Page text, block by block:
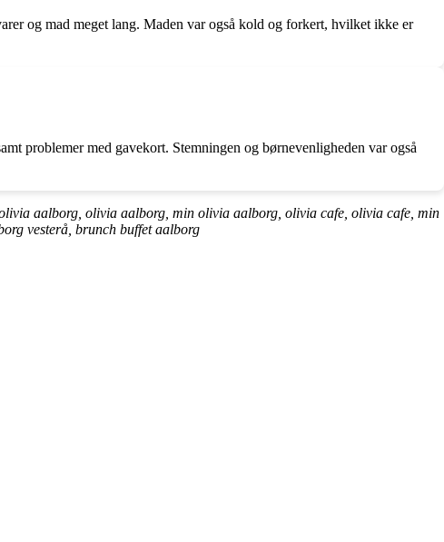
og mad meget lang. Maden var også kold og forkert, hvilket ikke er
problemer med gavekort. Stemningen og børnevenligheden var også
aalborg, olivia aalborg, min olivia aalborg, olivia cafe, olivia cafe, min
vesterå, brunch buffet aalborg